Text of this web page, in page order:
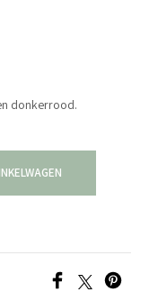
donkerrood.